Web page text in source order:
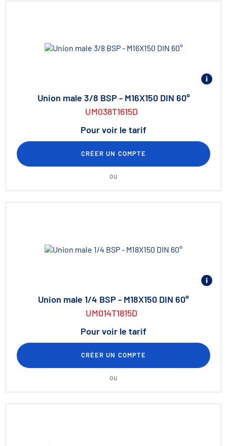
Union male 3/8 BSP - M16X150 DIN 60°
UM038T1615D
Pour voir le tarif
CRÉER UN COMPTE
ou
Union male 1/4 BSP - M18X150 DIN 60°
UM014T1815D
Pour voir le tarif
CRÉER UN COMPTE
ou